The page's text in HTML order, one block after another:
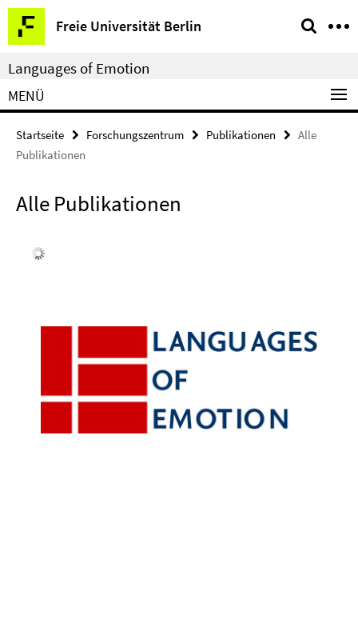
Springe
direkt
zu
Inhalt
Freie Universität Berlin
Service-
Navigation
Languages of Emotion
MENÜ
Startseite Forschungszentrum Publikationen
Alle
Publikationen
Alle Publikationen